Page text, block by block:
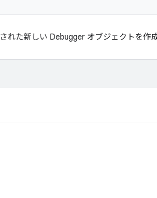
た新しい Debugger オブジェクトを作成